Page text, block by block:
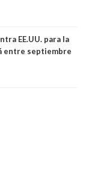
cobarde que he
EE.UU. para la
entre septiembre